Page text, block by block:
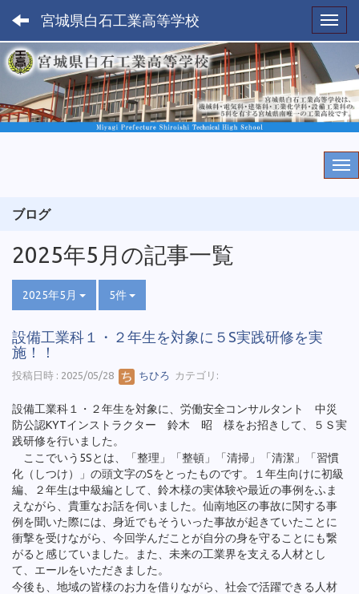
宮城県白石工業高等学校
ブログ
2025年5月の記事一覧
2025年5月 5件
設備工業科１・２年生を対象に５S実践研修を実
施！！
投稿日時 : 2025/05/28 ちひろ カテゴリ:
設備工業科１・２年生を対象に、労働安全コンサルタント 中災
防公認KYTインストラクター 鈴木 昭 様をお招きして、５Ｓ実
践研修を行いました。
ここでいう5Sとは、「整理」「整頓」「清掃」「清潔」「習慣
化（しつけ）」の頭文字のSをとったものです。１年生向けに初級
編、２年生は中級編として、鈴木様の実体験や最近の事例をふま
えながら、貴重なお話を伺いました。仙南地区の事故に関する事
例を聞いた際には、身近でもそういった事故が起きていたことに
衝撃を受けながら、今回学んだことが自分の身を守ることにも繋
がると感じていました。また、未来の工業界を支える人材とし
て、エールをいただきました。
今後も、地域の皆様のお力を借りながら、社会で活躍できる人材